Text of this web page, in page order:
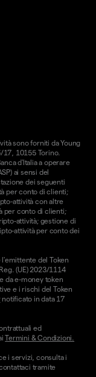
sono forniti da Young
17, 10155 Torino.
d'Italia a operare
ai sensi del
dei seguenti
per conto di clienti;
attività con altre
per conto di clienti;
attività; gestione di
attività per conto dei
l'emittente del Token
(UE) 2023/1114
da e-money token
e i rischi del Token
notificato in data 17
ed
Termini & Condizioni.
i servizi, consulta i
tramite